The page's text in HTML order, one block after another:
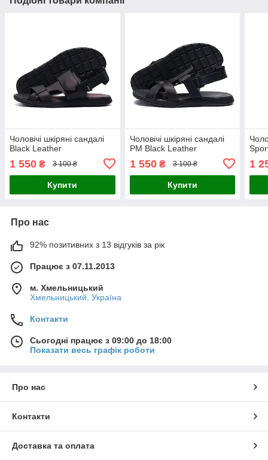
Чоловічі шкіряні сандалі
Black Leather
1 550 ₴ 3 100 ₴
Купити
Чоловічі шкіряні сандалі
PM Black Leather
1 550₴ 3 100 ₴
Купити
1
Про нас
92% позитивних з 13 відгуків за рік
Працює з 07.11.2013
м. Хмельницький
Хмельницький, Україна
Контакти
Сьогодні працює з 09:00 до 18:00
Показати весь графік роботи
Про нас
Контакти
Доставка та оплата